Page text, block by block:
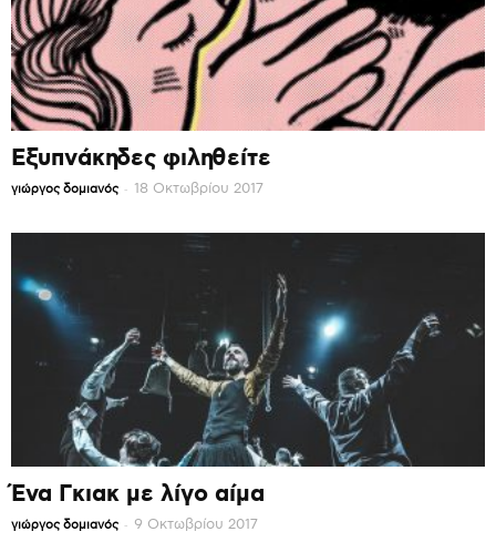
Εξυπνάκηδες φιληθείτε
γιώργος δομιανός - 18 Οκτωβρίου 2017
Ένα Γκιακ με λίγο αίμα
γιώργος δομιανός - 9 Οκτωβρίου 2017